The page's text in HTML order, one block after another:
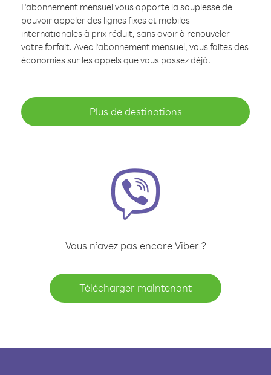
L'abonnement mensuel vous apporte la souplesse de
pouvoir appeler des lignes fixes et mobiles
internationales à prix réduit, sans avoir à renouveler
votre forfait. Avec l'abonnement mensuel, vous faites des
économies sur les appels que vous passez déjà.
Plus de destinations
Vous n’avez pas encore Viber ?
Télécharger maintenant